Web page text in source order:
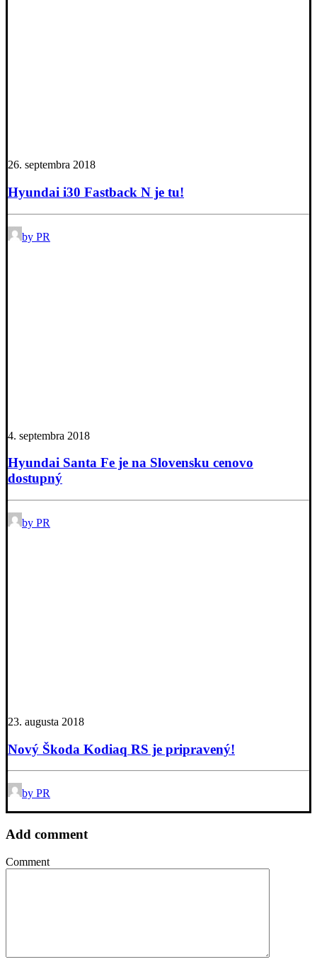
26. septembra 2018
Hyundai i30 Fastback N je tu!
by PR
4. septembra 2018
Hyundai Santa Fe je na Slovensku cenovo
dostupný
by PR
23. augusta 2018
Nový Škoda Kodiaq RS je pripravený!
by PR
Add comment
Comment